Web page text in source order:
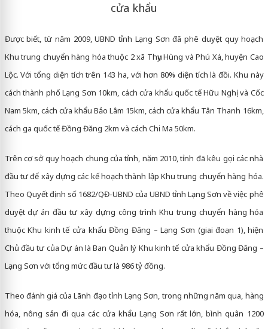
cửa khẩu
Được biết, từ năm 2009, UBND tỉnh Lạng Sơn đã phê duyệt quy hoạch
Khu trung chuyển hàng hóa thuộc 2 xã Thụy Hùng và Phú Xá, huyện Cao
Lộc. Với tổng diện tích trên 143 ha, với hơn 80% diện tích là đồi. Khu này
cách thành phố Lạng Sơn 10km, cách cửa khẩu quốc tế Hữu Nghị và Cốc
Nam 5km, cách cửa khẩu Bảo Lâm 15km, cách cửa khẩu Tân Thanh 16km,
cách ga quốc tế Đồng Đăng 2km và cách Chi Ma 50km.
Trên cơ sở quy hoạch chung của tỉnh, năm 2010, tỉnh đã kêu gọi các nhà
đầu tư để xây dựng các kế hoạch thành lập Khu trung chuyển hàng hóa.
Theo Quyết định số 1682/QĐ-UBND của UBND tỉnh Lạng Sơn về việc phê
duyệt dự án đầu tư xây dựng công trình Khu trung chuyển hàng hóa
thuộc Khu kinh tế cửa khẩu Đồng Đăng – Lạng Sơn (giai đoạn 1), hiện
Chủ đầu tư của Dự án là Ban Quản lý Khu kinh tế cửa khẩu Đồng Đăng –
Lạng Sơn với tổng mức đầu tư là 986 tỷ đồng.
Theo đánh giá của Lãnh đạo tỉnh Lạng Sơn, trong những năm qua, hàng
hóa, nông sản đi qua các cửa khẩu Lạng Sơn rất lớn, bình quân 1200